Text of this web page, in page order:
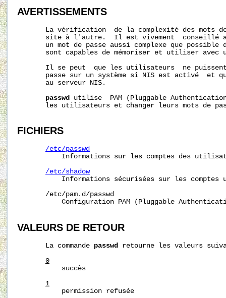
AVERTISSEMENTS
La vérification  de la complexité des mots
site à l'autre.  Il est vivement  conseillé
un mot de passe aussi complexe que possible
sont capables de mémoriser et utiliser avec
Il se peut  que les utilisateurs  ne
passe sur un système si NIS est activé  et
       au serveur NIS.
passwd
utilise  PAM (Pluggable
les utilisateurs et changer leurs mots de
FICHIERS
/etc/passwd
Informations sur les comptes des
/etc/shadow
Informations sécurisées sur les comptes
       /etc/pam.d/passwd
Configuration PAM (Pluggable
VALEURS DE RETOUR
       La commande
passwd
retourne les valeurs
0
           succès
1
           permission refusée